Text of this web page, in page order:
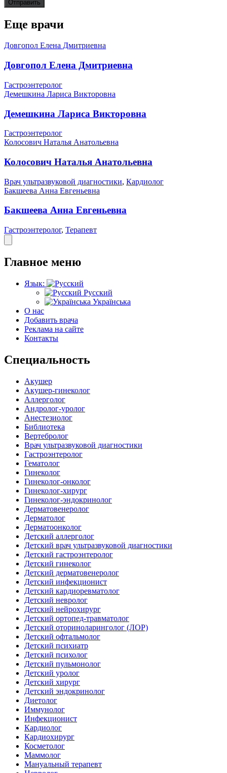
Еще врачи
Довгопол Елена Дмитриевна
Довгопол Елена Дмитриевна
Гастроэнтеролог
Демешкина Лариса Викторовна
Демешкина Лариса Викторовна
Гастроэнтеролог
Колосович Наталья Анатольевна
Колосович Наталья Анатольевна
Врач ультразвуковой диагностики, Кардиолог
Бакшеева Анна Евгеньевна
Бакшеева Анна Евгеньевна
Гастроэнтеролог, Терапевт
Главное меню
Язык:
Русский
Українська
О нас
Добавить врача
Реклама на сайте
Контакты
Специальность
Акушер
Акушер-гинеколог
Аллерголог
Андролог-уролог
Анестезиолог
Библиотека
Вертебролог
Врач ультразвуковой диагностики
Гастроэнтеролог
Гематолог
Гинеколог
Гинеколог-онколог
Гинеколог-хирург
Гинеколог-эндокринолог
Дерматовенеролог
Дерматолог
Дерматоонколог
Детский аллерголог
Детский врач ультразвуковой диагностики
Детский гастроэнтеролог
Детский гинеколог
Детский дерматовенеролог
Детский инфекционист
Детский кардиоревматолог
Детский невролог
Детский нейрохирург
Детский ортопед-травматолог
Детский оториноларинголог (ЛОР)
Детский офтальмолог
Детский психиатр
Детский психолог
Детский пульмонолог
Детский уролог
Детский хирург
Детский эндокринолог
Диетолог
Иммунолог
Инфекционист
Кардиолог
Кардиохирург
Косметолог
Маммолог
Мануальный терапевт